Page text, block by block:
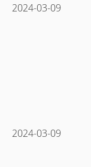
2024-03-09
2024-03-09